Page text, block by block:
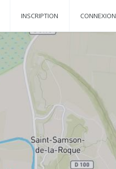
INSCRIPTION CONNEXION